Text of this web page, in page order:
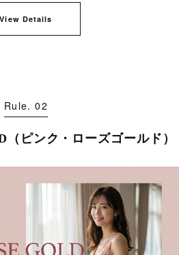
View Details
Rule. 02
ピンク・ローズゴールド）